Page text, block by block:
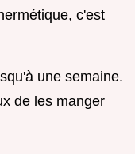
c'est
une semaine.
de les manger